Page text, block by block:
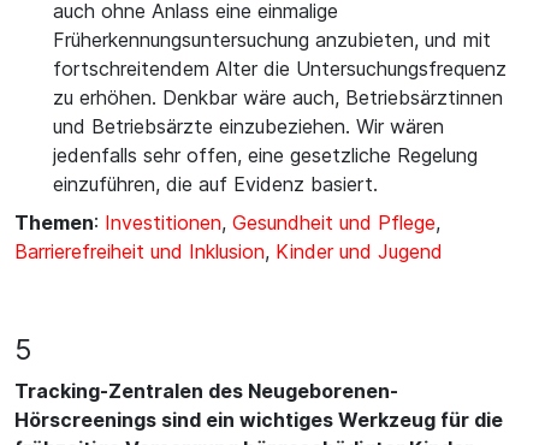
auch ohne Anlass eine einmalige
Früherkennungsuntersuchung anzubieten, und mit
fortschreitendem Alter die Untersuchungsfrequenz
zu erhöhen. Denkbar wäre auch, Betriebsärztinnen
und Betriebsärzte einzubeziehen. Wir wären
jedenfalls sehr offen, eine gesetzliche Regelung
einzuführen, die auf Evidenz basiert.
Themen: Investitionen, Gesundheit und Pflege,
Barrierefreiheit und Inklusion, Kinder und Jugend
5
Tracking-Zentralen des Neugeborenen-
Hörscreenings sind ein wichtiges Werkzeug für die